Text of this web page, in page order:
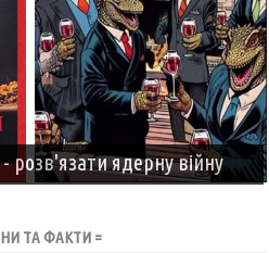
розв'язати ядерну війну
ТА ФАКТИ =